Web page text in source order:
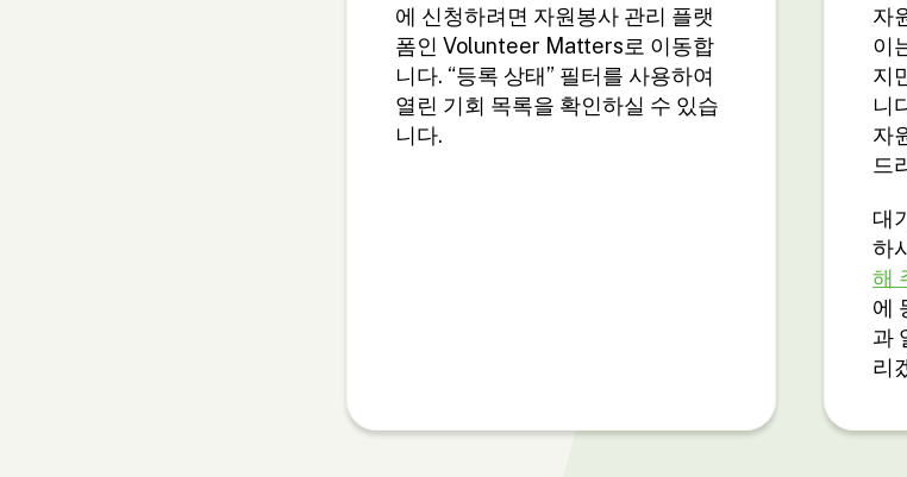
에 신청하려면 자원봉사 관리 플랫
폼인 Volunteer Matters로 이동합
니다. “등록 상태” 필터를 사용하여
열린 기회 목록을 확인하실 수 있습
니다.
자
이
지
니
자
드
대
하
해
에
과
리